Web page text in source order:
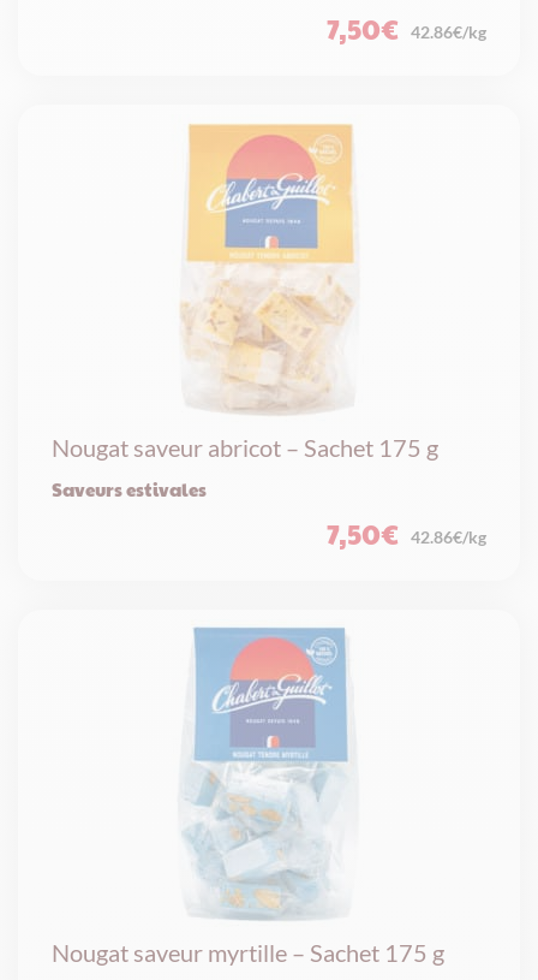
7,50€ 42.86€/kg
Nougat saveur abricot – Sachet 175 g
Saveurs estivales
7,50€ 42.86€/kg
Nougat saveur myrtille – Sachet 175 g